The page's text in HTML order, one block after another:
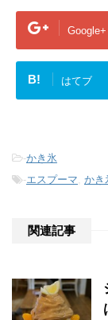
Google+
B! はてブ
-かき氷
-エスプーマ, かき
関連記事